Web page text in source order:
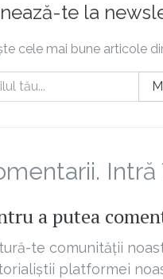
te la
cele mai bune articole
a putea
te comunității
platformei